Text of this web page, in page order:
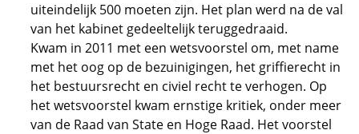
uiteindelijk 500 moeten zijn. Het plan werd na de val
van het kabinet gedeeltelijk teruggedraaid.
Kwam in 2011 met een wetsvoorstel om, met name
met het oog op de bezuinigingen, het griffierecht in
het bestuursrecht en civiel recht te verhogen. Op
het wetsvoorstel kwam ernstige kritiek, onder meer
van de Raad van State en Hoge Raad. Het voorstel